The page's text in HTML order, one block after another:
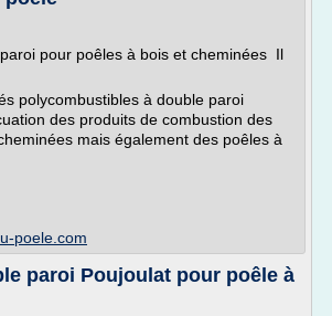
pour poêles à bois et cheminées Il
polycombustibles à double paroi
des produits de combustion des
mais également des poêles à
poele.com
paroi Poujoulat pour poêle à